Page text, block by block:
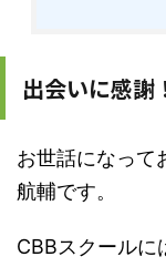
出会いに感謝
お世話になって
航輔です。
CBBスクールに